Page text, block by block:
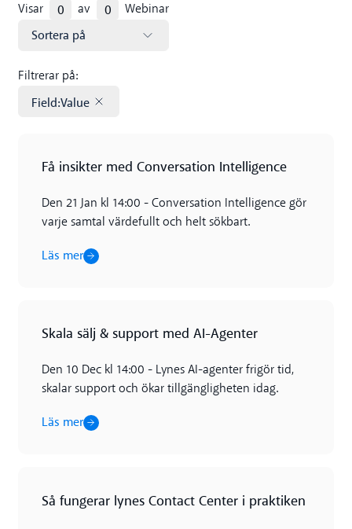
Visar 0 av 0 Webinar
Sortera på
Filtrerar på:
Field:Value
Remove tag
Få insikter med Conversation Intelligence
Den 21 Jan kl 14:00 - Conversation Intelligence gör
varje samtal värdefullt och helt sökbart.
Läs mer
Skala sälj & support med AI-Agenter
Den 10 Dec kl 14:00 - Lynes AI-agenter frigör tid,
skalar support och ökar tillgängligheten idag.
Läs mer
Så fungerar lynes Contact Center i praktiken